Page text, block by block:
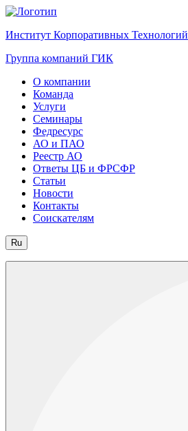
Институт Корпоративных Технологий
Группа компаний ГИК
О компании
Команда
Услуги
Семинары
Федресурс
АО и ПАО
Реестр АО
Ответы ЦБ и ФРСФР
Статьи
Новости
Контакты
Соискателям
Ru